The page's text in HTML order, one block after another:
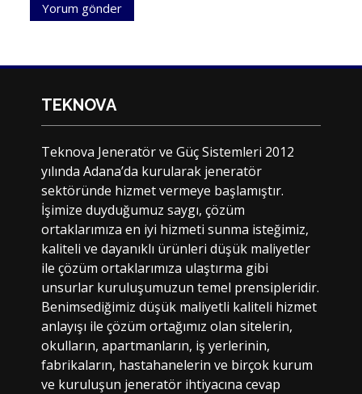
TEKNOVA
Teknova Jeneratör ve Güç Sistemleri 2012
yılında Adana’da kurularak jeneratör
sektöründe hizmet vermeye başlamıştır.
İşimize duyduğumuz saygı, çözüm
ortaklarımıza en iyi hizmeti sunma isteğimiz,
kaliteli ve dayanıklı ürünleri düşük maliyetler
ile çözüm ortaklarımıza ulaştırma gibi
unsurlar kuruluşumuzun temel prensipleridir.
Benimsediğimiz düşük maliyetli kaliteli hizmet
anlayışı ile çözüm ortağımız olan sitelerin,
okulların, apartmanların, iş yerlerinin,
fabrikaların, hastahanelerin ve birçok kurum
ve kuruluşun jeneratör ihtiyacına cevap